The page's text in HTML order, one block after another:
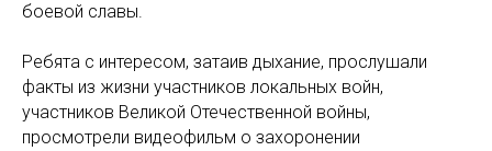
боевой славы.
Ребята с интересом, затаив дыхание, прослушали
факты из жизни участников локальных войн,
участников Великой Отечественной войны,
просмотрели видеофильм о захоронении